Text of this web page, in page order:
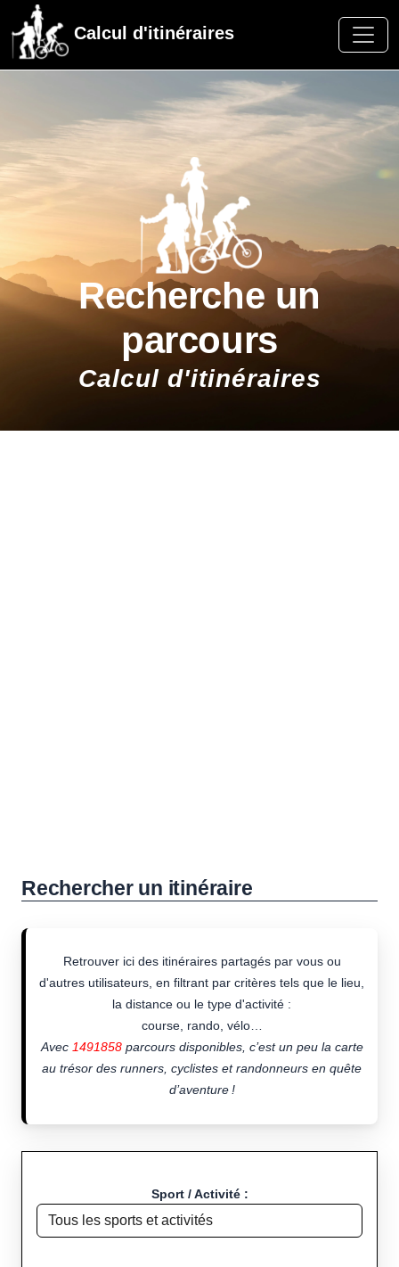
Calcul d'itinéraires
Recherche un
parcours
Calcul d'itinéraires
Rechercher un itinéraire
Retrouver ici des itinéraires partagés par vous ou
d'autres utilisateurs, en filtrant par critères tels que le lieu,
la distance ou le type d'activité :
course, rando, vélo…
Avec 1491858parcours disponibles, c’est un peu la carte
au trésor des runners, cyclistes et randonneurs en quête
d’aventure !
Sport / Activité :